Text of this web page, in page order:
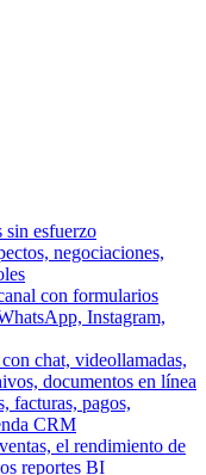
sin esfuerzo
negociaciones,
con formularios
Instagram,
chat, videollamadas,
documentos en línea
facturas, pagos,
CRM
el rendimiento de
reportes BI